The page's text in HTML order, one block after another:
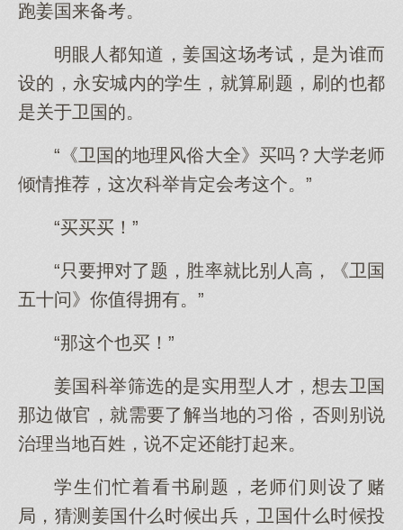
跑姜国来备考。
明眼人都知道，姜国这场考试，是为谁而
设的，永安城内的学生，就算刷题，刷的也都
是关于卫国的。
“《卫国的地理风俗大全》买吗？大学老师
倾情推荐，这次科举肯定会考这个。”
“买买买！”
“只要押对了题，胜率就比别人高，《卫国
五十问》你值得拥有。”
“那这个也买！”
姜国科举筛选的是实用型人才，想去卫国
那边做官，就需要了解当地的习俗，否则别说
治理当地百姓，说不定还能打起来。
学生们忙着看书刷题，老师们则设了赌
局，猜测姜国什么时候出兵，卫国什么时候投